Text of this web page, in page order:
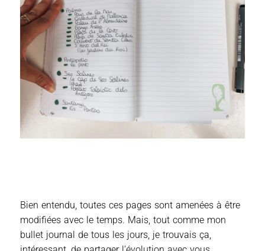
Bien entendu, toutes ces pages sont amenées à être
modifiées avec le temps. Mais, tout comme mon
bullet journal de tous les jours, je trouvais ça,